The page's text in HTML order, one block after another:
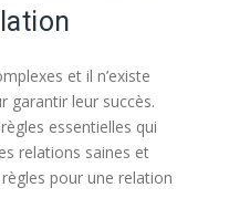
et il n’existe
garantir leur succès.
essentielles qui
relations saines et
pour une relation